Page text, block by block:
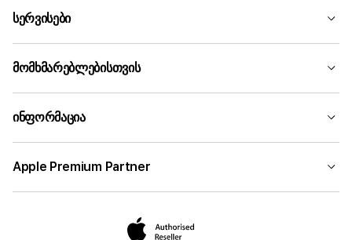
სერვისები
მომხმარებლებისთვის
ინფორმაცია
Apple Premium Partner